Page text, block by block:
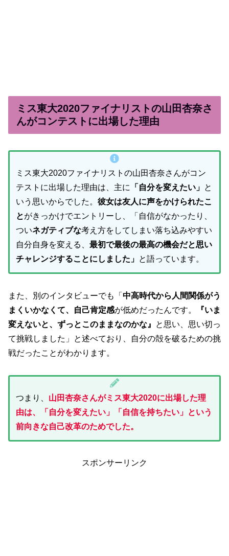
ミス東大2020ファイナリストの山田杏奈さ
んがコンテストに出場した理由
ミス東大2020ファイナリストの山田杏奈さんがコン
テストに出場した理由は、主に
「自分を変えたい」 と
いう思いからでした。 彼女は友人に声をかけられたこ
とがきっかけでエントリーし、「自信がなかったり、
ついネガティブな考え方をしてしまい落ち込みやすい
自分自身を変える、 最初で最後の最高の機会だと思い
チャレンジすることにしました」 と語っています。
また、別のインタビューでも「 中高時代から人間関係がう
まくいかなくて、自己肯定感が低めだったんです。
『いま
変えないと、ずっとこのままなのかな』
と思い、思い切っ
て挑戦しました」と述べており、自分の殻を破るための挑
戦だったことがわかります。
つまり、 山田杏奈さんがミス東大2020に出場した理
由は、「自分を変えたい」「自信を持ちたい」という
前向きな自己改革のためでした。
スポンサーリンク